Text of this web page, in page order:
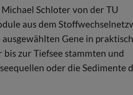
Schloter von der TU
aus dem
Gene in praktisch
zur Tiefsee stammten und
oder die Sedimente